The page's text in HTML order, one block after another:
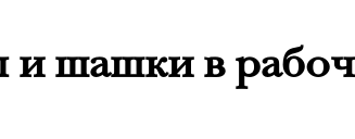
шашки в